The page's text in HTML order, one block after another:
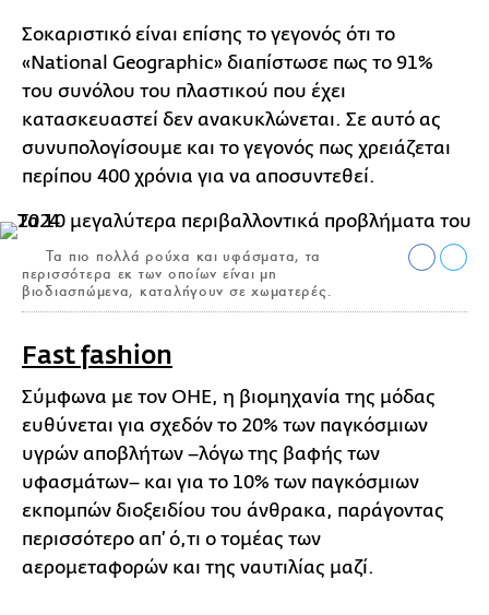
Σοκαριστικό είναι επίσης το γεγονός ότι το
«National Geographic» διαπίστωσε πως το 91%
του συνόλου του πλαστικού που έχει
κατασκευαστεί δεν ανακυκλώνεται. Σε αυτό ας
συνυπολογίσουμε και το γεγονός πως χρειάζεται
περίπου 400 χρόνια για να αποσυντεθεί.
Τα πιο πολλά ρούχα και υφάσματα, τα
περισσότερα εκ των οποίων είναι μη
βιοδιασπώμενα, καταλήγουν σε χωματερές.
Fast fashion
Σύμφωνα με τον ΟΗΕ, η βιομηχανία της μόδας
ευθύνεται για σχεδόν το 20% των παγκόσμιων
υγρών αποβλήτων –λόγω της βαφής των
υφασμάτων– και για το 10% των παγκόσμιων
εκπομπών διοξειδίου του άνθρακα, παράγοντας
περισσότερο απ’ ό,τι ο τομέας των
αερομεταφορών και της ναυτιλίας μαζί.